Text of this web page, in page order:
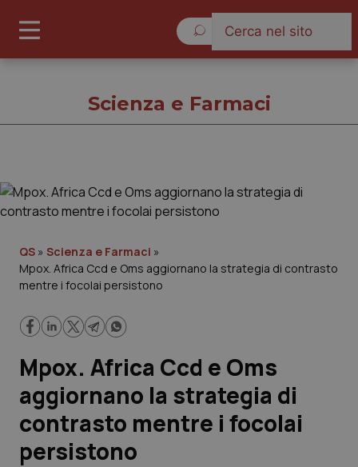
Governo e Parlamento
Regioni e Asl
Lavoro e Professioni
Scienza e Farmaci
Studi e Analisi
Scienza e Farmaci
QS » Scienza e Farmaci »
Mpox. Africa Ccd e Oms aggiornano la strategia di contrasto
mentre i focolai persistono
Mpox. Africa Ccd e Oms
aggiornano la strategia di
contrasto mentre i focolai
persistono